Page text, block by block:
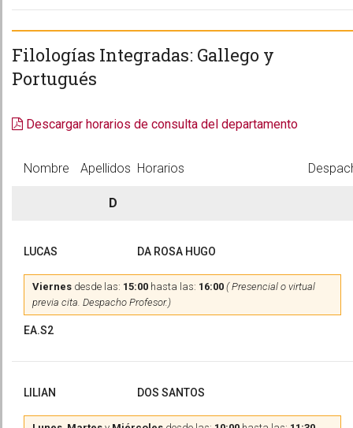
Filologías Integradas: Gallego y
Portugués
Descargar horarios de consulta del departamento
Nombre Apellidos Horarios
D
LUCAS DA ROSA HUGO
Viernes desde las: 15:00 hasta las: 16:00 ( Presencial o virtual
previa cita. Despacho Profesor.)
EA.S2
LILIAN DOS SANTOS